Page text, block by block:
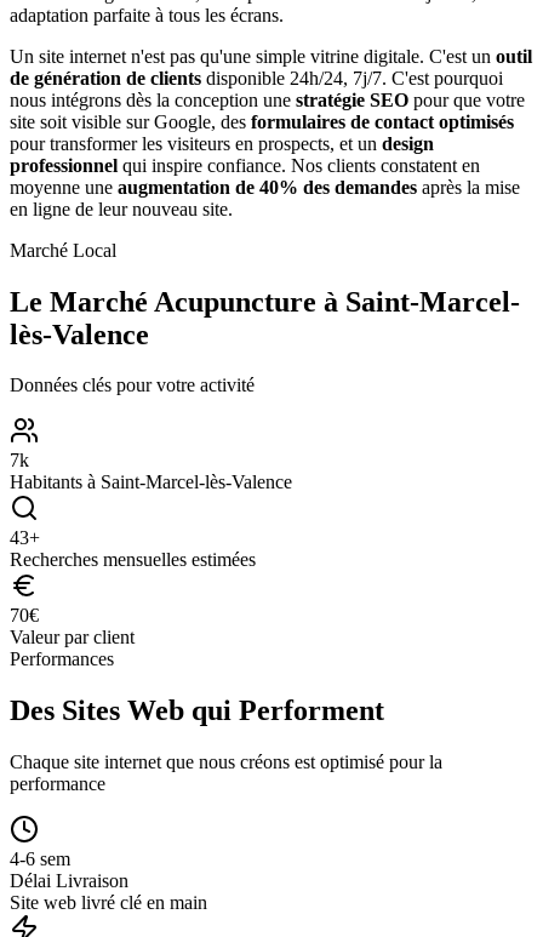
adaptation parfaite à tous les écrans.
Un site internet n'est pas qu'une simple vitrine digitale. C'est un outil
de génération de clients disponible 24h/24, 7j/7. C'est pourquoi
nous intégrons dès la conception une stratégie SEO pour que votre
site soit visible sur Google, des formulaires de contact optimisés
pour transformer les visiteurs en prospects, et un design
professionnel qui inspire confiance. Nos clients constatent en
moyenne une augmentation de 40% des demandes après la mise
en ligne de leur nouveau site.
Marché Local
Le Marché Acupuncture à Saint-Marcel-
lès-Valence
Données clés pour votre activité
7k
Habitants à Saint-Marcel-lès-Valence
43+
Recherches mensuelles estimées
70€
Valeur par client
Performances
Des Sites Web qui Performent
Chaque site internet que nous créons est optimisé pour la
performance
4-6 sem
Délai Livraison
Site web livré clé en main